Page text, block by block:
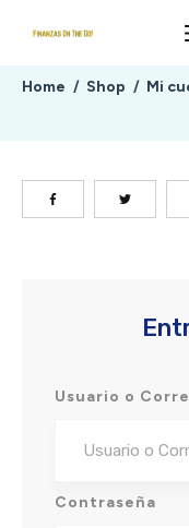
Home / Shop / Mi
Usuario o
Contraseña